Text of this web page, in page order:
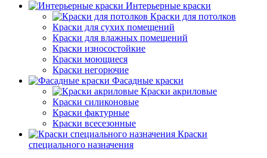
Интерьерные краски
Краски для потолков
Краски для сухих помещений
Краски для влажных помещений
Краски износостойкие
Краски моющиеся
Краски негорючие
Фасадные краски
Краски акриловые
Краски силиконовые
Краски фактурные
Краски всесезонные
Краски
специального назначения